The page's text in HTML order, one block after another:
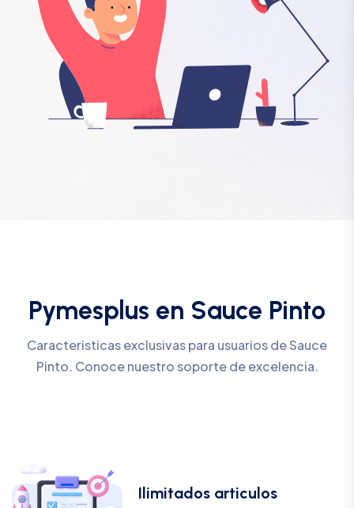
Pymesplus en Sauce Pinto
Caracteristicas exclusivas para usuarios de Sauce
Pinto. Conoce nuestro soporte de excelencia.
Ilimitados articulos